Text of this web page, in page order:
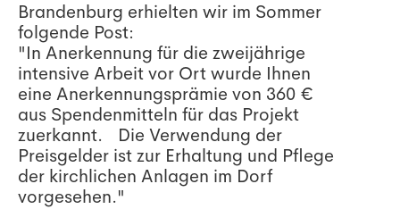
Brandenburg erhielten wir im Sommer
folgende Post:
"In Anerkennung für die zweijährige
intensive Arbeit vor Ort wurde Ihnen
eine Anerkennungsprämie von 360 €
aus Spendenmitteln für das Projekt
zuerkannt. Die Verwendung der
Preisgelder ist zur Erhaltung und Pflege
der kirchlichen Anlagen im Dorf
vorgesehen."